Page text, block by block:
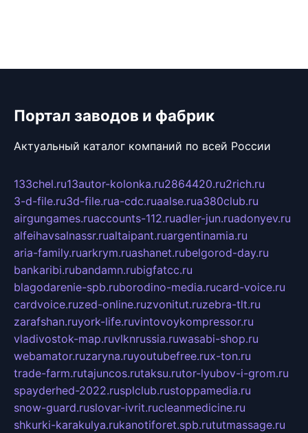
Портал заводов и фабрик
Актуальный каталог компаний по всей России
133chel.ru13autor-kolonka.ru2864420.ru2rich.ru
3-d-file.ru3d-file.rua-cdc.ruaalse.rua380club.ru
airgungames.ruaccounts-112.ruadler-jun.ruadonyev.ru
alfeihavsalnassr.rualtaipant.ruargentinamia.ru
aria-family.ruarkrym.ruashanet.rubelgorod-day.ru
bankaribi.rubandamn.rubigfatcc.ru
blagodarenie-spb.ruborodino-media.rucard-voice.ru
cardvoice.ruzed-online.ruzvonitut.ruzebra-tlt.ru
zarafshan.ruyork-life.ruvintovoykompressor.ru
vladivostok-map.ruvlknrussia.ruwasabi-shop.ru
webamator.ruzaryna.ruyoutubefree.rux-ton.ru
trade-farm.rutajuncos.rutaksu.rutor-lyubov-i-grom.ru
spayderhed-2022.rusplclub.rustoppamedia.ru
snow-guard.ruslovar-ivrit.rucleanmedicine.ru
shkurki-karakulya.rukanotiforet.spb.rututmassage.ru